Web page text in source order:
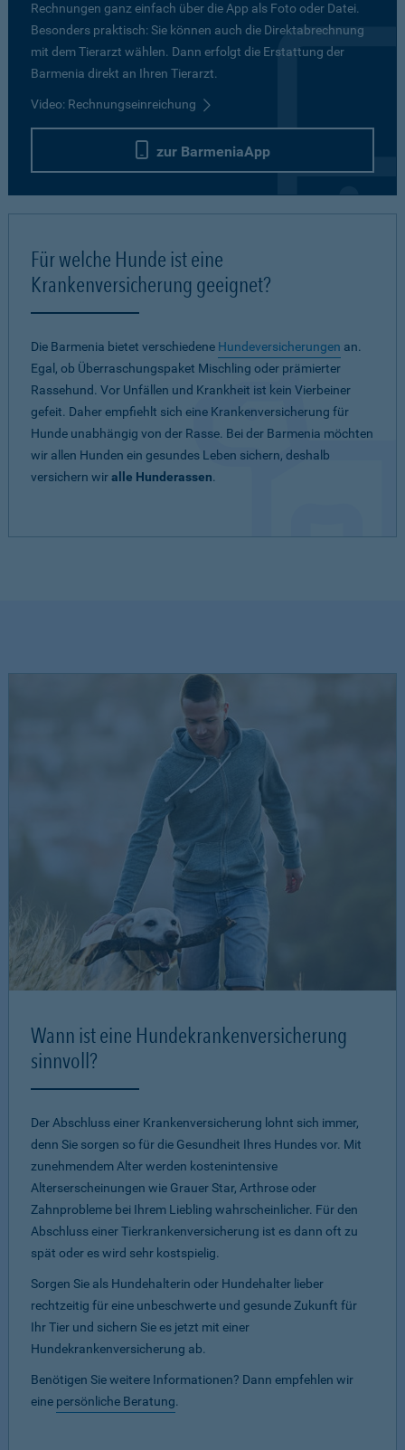
Rechnungen ganz einfach über die App als Foto oder Datei.
Besonders praktisch: Sie können auch die Direktabrechnung
mit dem Tierarzt wählen. Dann erfolgt die Erstattung der
Barmenia direkt an Ihren Tierarzt.
Video: Rechnungseinreichung
zur BarmeniaApp
Für welche Hunde ist eine
Krankenversicherung geeignet?
Die Barmenia bietet verschiedene Hundeversicherungen an.
Egal, ob Überraschungspaket Mischling oder prämierter
Rassehund. Vor Unfällen und Krankheit ist kein Vierbeiner
gefeit. Daher empfiehlt sich eine Krankenversicherung für
Hunde unabhängig von der Rasse. Bei der Barmenia möchten
wir allen Hunden ein gesundes Leben sichern, deshalb
versichern wiralle Hunderassen.
Wann ist eine Hundekrankenversicherung
sinnvoll?
Der Abschluss einer Krankenversicherung lohnt sich immer,
denn Sie sorgen so für die Gesundheit Ihres Hundes vor. Mit
zunehmendem Alter werden kostenintensive
Alterserscheinungen wie Grauer Star, Arthrose oder
Zahnprobleme bei Ihrem Liebling wahrscheinlicher. Für den
Abschluss einer Tierkrankenversicherung ist es dann oft zu
spät oder es wird sehr kostspielig.
Sorgen Sie als Hundehalterin oder Hundehalter lieber
rechtzeitig für eine unbeschwerte und gesunde Zukunft für
Ihr Tier und sichern Sie es jetzt mit einer
Hundekrankenversicherung ab.
Benötigen Sie weitere Informationen? Dann empfehlen wir
eine persönliche Beratung.